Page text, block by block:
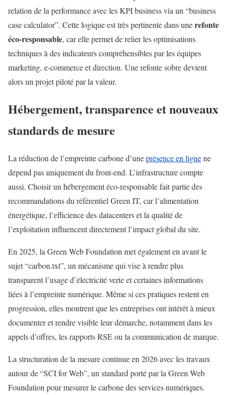
relation de la performance avec les KPI business via un “business
case calculator”. Cette logique est très pertinente dans unerefonte
éco-responsable, car elle permet de relier les optimisations
techniques à des indicateurs compréhensibles par les équipes
marketing, e-commerce et direction. Une refonte sobre devient
alors un projet piloté par la valeur.
Hébergement, transparence et nouveaux
standards de mesure
La réduction de l’empreinte carbone d’uneprésence en lignene
dépend pas uniquement du front-end. L’infrastructure compte
aussi. Choisir un hébergement éco-responsable fait partie des
recommandations du référentiel Green IT, car l’alimentation
énergétique, l’efficience des datacenters et la qualité de
l’exploitation influencent directement l’impact global du site.
En 2025, la Green Web Foundation met également en avant le
sujet “carbon.txt”, un mécanisme qui vise à rendre plus
transparent l’usage d’électricité verte et certaines informations
liées à l’empreinte numérique. Même si ces pratiques restent en
progression, elles montrent que les entreprises ont intérêt à mieux
documenter et rendre visible leur démarche, notamment dans les
appels d’offres, les rapports RSE ou la communication de marque.
La structuration de la mesure continue en 2026 avec les travaux
autour de “SCI for Web”, un standard porté par la Green Web
Foundation pour mesurer le carbone des services numériques.